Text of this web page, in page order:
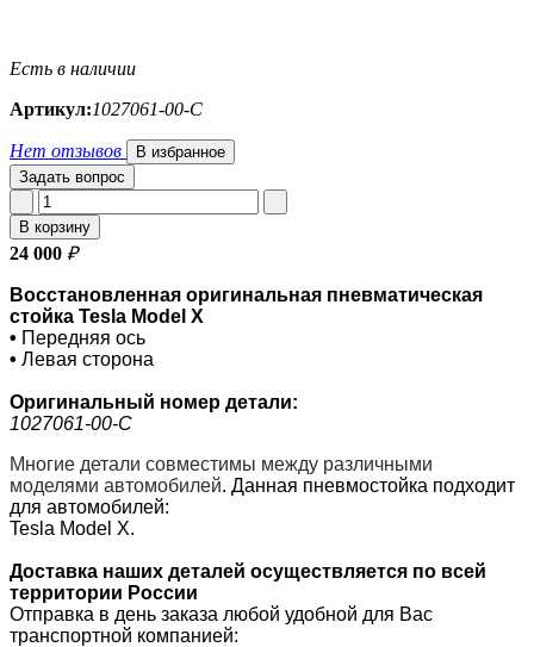
Есть в наличии
Артикул:1027061-00-С
Нет отзывов
В избранное
Задать вопрос
В корзину
24 000 ₽
Восстановленная оригинальная пневматическая
стойка Tesla Model X
• Передняя ось
• Левая сторона
Оригинальный номер детали:
1027061-00-С
Многие детали совместимы между различными
моделями автомобилей. Данная пневмостойка подходит
для автомобилей:
Tesla Model X.
Доставка наших деталей осуществляется по всей
территории России
Отправка в день заказа любой удобной для Вас
транспортной компанией: